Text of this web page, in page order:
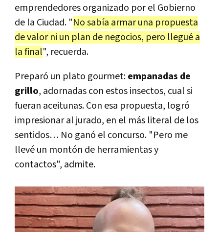
emprendedores organizado por el Gobierno
de la Ciudad. "No sabía armar una propuesta
de valor ni un plan de negocios, pero llegué a
la final", recuerda.
Preparó un plato gourmet:empanadas de
grillo, adornadas con estos insectos, cual si
fueran aceitunas. Con esa propuesta, logró
impresionar al jurado, en el más literal de los
sentidos… No ganó el concurso. "Pero me
llevé un montón de herramientas y
contactos", admite.